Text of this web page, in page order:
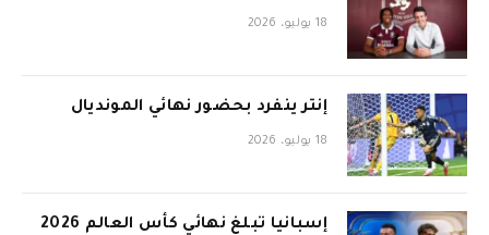
18 يوليو، 2026
إنتر ينفرد بحضور نهائي المونديال
18 يوليو، 2026
إسبانيا تبلغ نهائي كأس العالم 2026